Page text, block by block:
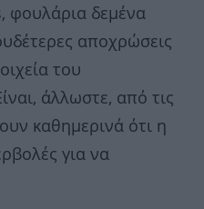
φουλάρια δεμένα
αποχρώσεις
του
άλλωστε, από τις
καθημερινά ότι η
για να